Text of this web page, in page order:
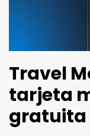
Travel
tarjeta
gratuita